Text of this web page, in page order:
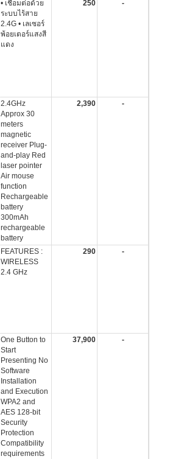
• เชื่อมต่อด้วย
ระบบไร้สาย
2.4G • เลเซอร์
พ้อยเตอร์แสงสี
แดง
250 -
2.4GHz
Approx 30
meters
magnetic
receiver Plug-
and-play Red
laser pointer
Air mouse
function
Rechargeable
battery
300mAh
rechargeable
battery
2,390 -
FEATURES :
WIRELESS
2.4 GHz
290 -
One Button to
Start
Presenting No
Software
Installation
and Execution
WPA2 and
AES 128-bit
Security
Protection
Compatibility
requirements
37,900 -